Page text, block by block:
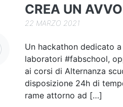
CREA UN
22 MARZO 2021
Un hackathon dedicato
laboratori #fabschool,
ai corsi di Alternanza
disposizione 24h di
rame attorno ad […]